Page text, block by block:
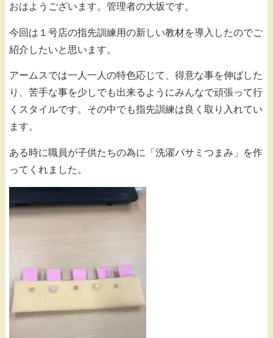
おはようございます。管理者の大坂です。
今回は１号店の指先訓練用の新しい教材を導入したのでご
紹介したいと思います。
アームスでは一人一人の特色応じて、得意な事を伸ばした
り、苦手な事を少しでも出来るようにみんなで頑張って行
くスタイルです。その中でも指先訓練は良く取り入れてい
ます。
ある時に職員が子供たちの為に「洗濯バサミつまみ」を作
ってくれました。